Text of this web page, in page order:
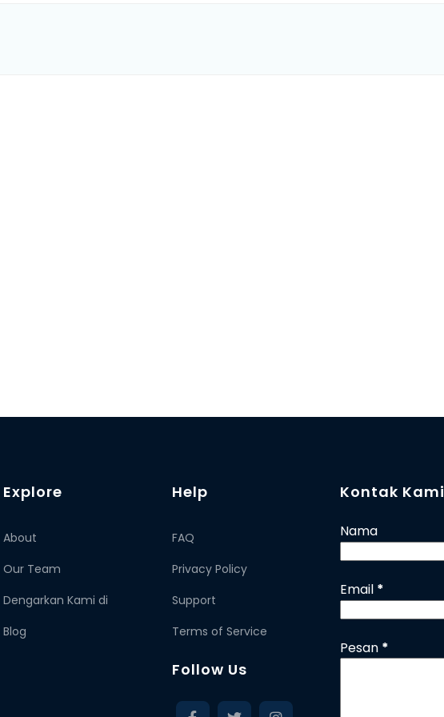
Explore
About
Our Team
Dengarkan Kami di
Blog
Help
FAQ
Privacy Policy
Support
Terms of Service
Follow Us
Kontak Kami
Nama
Email *
Pesan *